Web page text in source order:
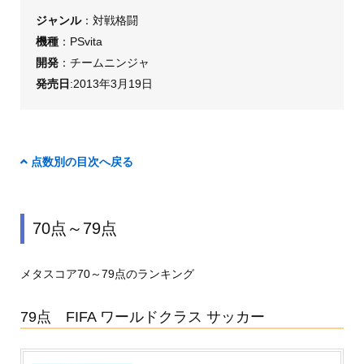
ジャンル：対戦格闘
機種：PSvita
開発：チームニンジャ
発売日 :2013年3月19日
点数別の目次へ戻る
70点～79点
メタスコア70～79点のランキング
79点 FIFA ワールドクラス サッカー